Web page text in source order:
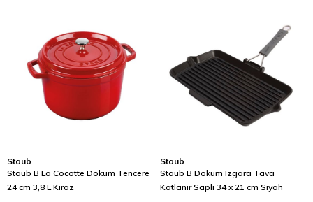
Staub
Staub B La Cocotte Döküm Tencere
24 cm 3,8 L Kiraz
Staub
Staub B Döküm Izgara Tava
Katlanır Saplı 34 x 21 cm Siyah